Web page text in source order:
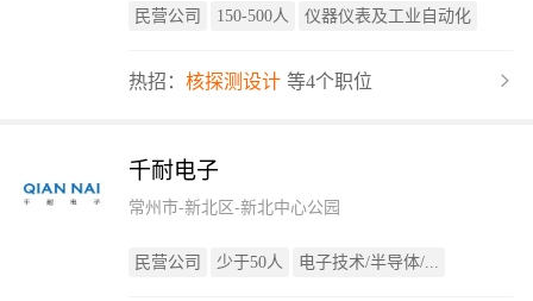
民营公司 150-500人 仪器仪表及工业自动化
热招： 核探测设计 等4个职位
千耐电子
常州市-新北区-新北中心公园
民营公司 少于50人 电子技术/半导体/...